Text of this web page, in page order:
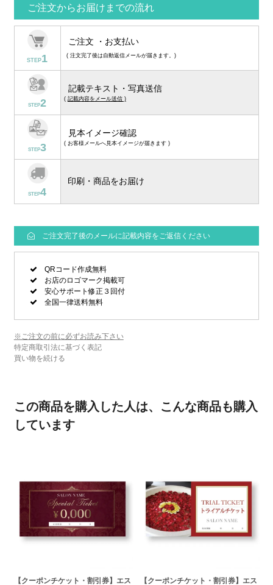
ご注文からお届けまでの流れ
STEP1
ご注文 ・お支払い
( 注文完了後は自動返信メールが届きます。)
STEP2
記載テキスト・写真送信
( 記載内容をメール送信 )
STEP3
見本イメージ確認
( お客様メールへ見本イメージが届きます )
STEP4
印刷・商品をお届け
ご注文完了後のメールに記載内容をご返信ください
QRコード作成無料
お店のロゴマーク掲載可
安心サポート修正３回付
全国一律送料無料
※ご注文の前に必ずお読み下さい
特定商取引法に基づく表記
買い物を続ける
この商品を購入した人は、こんな商品も購入
しています
【クーポンチケット・割引券】エス 【クーポンチケット・割引券】エス